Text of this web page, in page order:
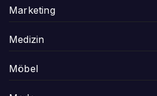
Marketing
Medizin
Möbel